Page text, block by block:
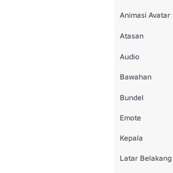
Animasi Avatar
Atasan
Audio
Bawahan
Bundel
Emote
Kepala
Latar Belakang